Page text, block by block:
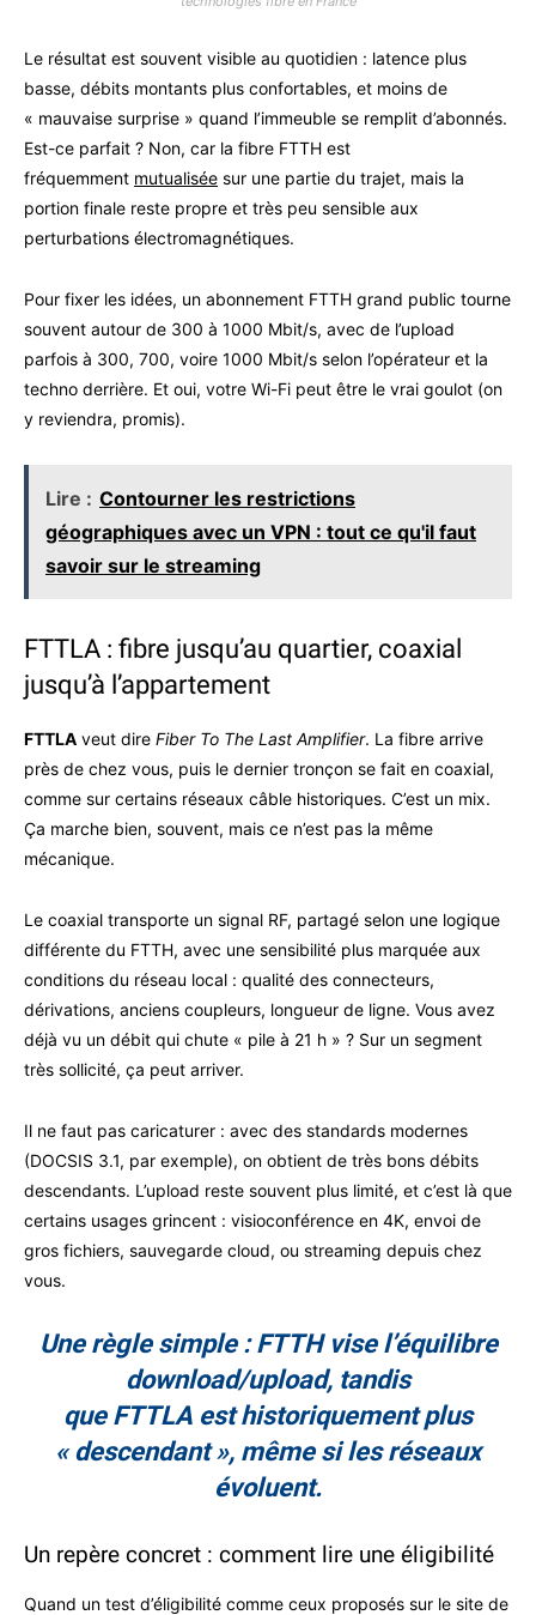
Le résultat est souvent visible au quotidien : latence plus
basse, débits montants plus confortables, et moins de
« mauvaise surprise » quand l’immeuble se remplit d’abonnés.
Est-ce parfait ? Non, car la fibre FTTH est
fréquemment mutualisée sur une partie du trajet, mais la
portion finale reste propre et très peu sensible aux
perturbations électromagnétiques.
Pour fixer les idées, un abonnement FTTH grand public tourne
souvent autour de 300 à 1000 Mbit/s, avec de l’upload
parfois à 300, 700, voire 1000 Mbit/s selon l’opérateur et la
techno derrière. Et oui, votre Wi-Fi peut être le vrai goulot (on
y reviendra, promis).
Lire : Contourner les restrictions
géographiques avec un VPN : tout ce qu'il faut
savoir sur le streaming
FTTLA : fibre jusqu’au quartier, coaxial
jusqu’à l’appartement
FTTLA veut dire Fiber To The Last Amplifier. La fibre arrive
près de chez vous, puis le dernier tronçon se fait en coaxial,
comme sur certains réseaux câble historiques. C’est un mix.
Ça marche bien, souvent, mais ce n’est pas la même
mécanique.
Le coaxial transporte un signal RF, partagé selon une logique
différente du FTTH, avec une sensibilité plus marquée aux
conditions du réseau local : qualité des connecteurs,
dérivations, anciens coupleurs, longueur de ligne. Vous avez
déjà vu un débit qui chute « pile à 21 h » ? Sur un segment
très sollicité, ça peut arriver.
Il ne faut pas caricaturer : avec des standards modernes
(DOCSIS 3.1, par exemple), on obtient de très bons débits
descendants. L’upload reste souvent plus limité, et c’est là que
certains usages grincent : visioconférence en 4K, envoi de
gros fichiers, sauvegarde cloud, ou streaming depuis chez
vous.
Une règle simple :FTTHvise l’équilibre
download/upload, tandis
que FTTLA est historiquement plus
« descendant », même si les réseaux
évoluent.
Un repère concret : comment lire une éligibilité
Quand un test d’éligibilité comme ceux proposés sur le site de